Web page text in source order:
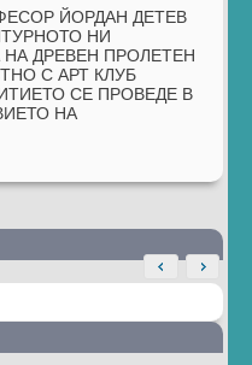
ЙОРДАН ДЕТЕВ
НИ
ДРЕВЕН ПРОЛЕТЕН
С АРТ КЛУБ
СЕ ПРОВЕДЕ В
НА